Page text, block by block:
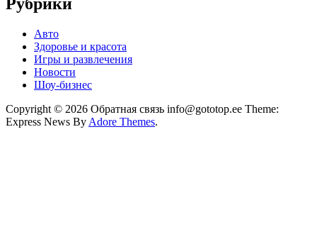
Рубрики
Авто
Здоровье и красота
Игры и развлечения
Новости
Шоу-бизнес
Copyright © 2026 Обратная связь info@gototop.ee Theme:
Express News By Adore Themes.